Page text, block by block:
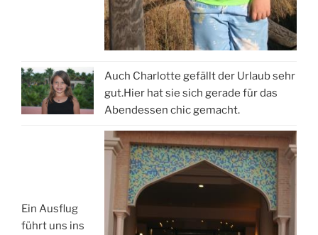
Auch Charlotte gefällt der Urlaub sehr
gut.Hier hat sie sich gerade für das
Abendessen chic gemacht.
Ein Ausflug
führt uns ins